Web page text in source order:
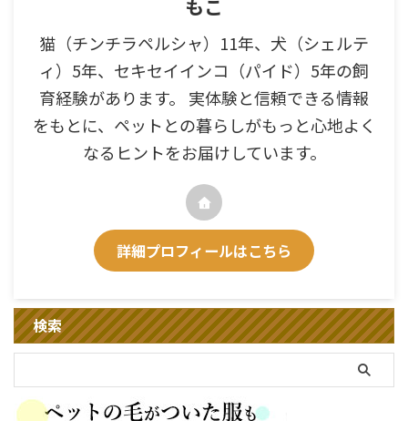
もこ
猫（チンチラペルシャ）11年、犬（シェルテ
ィ）5年、セキセイインコ（パイド）5年の飼
育経験があります。 実体験と信頼できる情報
をもとに、ペットとの暮らしがもっと心地よく
なるヒントをお届けしています。
詳細プロフィールはこちら
検索